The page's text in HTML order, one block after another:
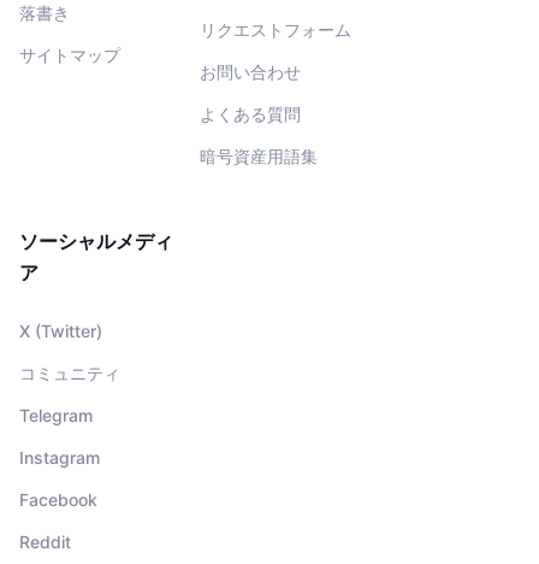
落書き
サイトマップ
リクエストフォーム
お問い合わせ
よくある質問
暗号資産用語集
ソーシャルメディ
ア
X (Twitter)
コミュニティ
Telegram
Instagram
Facebook
Reddit